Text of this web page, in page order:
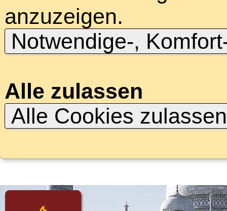
anzuzeigen.
Notwendige-,
Alle zulassen
Alle Cookies